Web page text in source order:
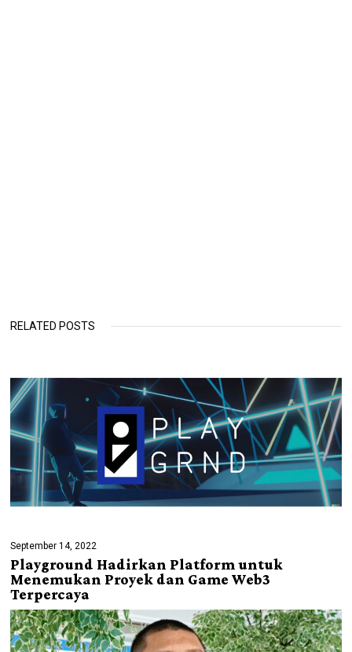
RELATED POSTS
September 14, 2022
Playground Hadirkan Platform untuk
Menemukan Proyek dan Game Web3
Terpercaya